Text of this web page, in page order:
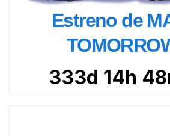
Estreno de
333d 14h